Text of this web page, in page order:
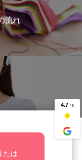
流れ
たは